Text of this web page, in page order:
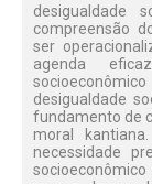
desigualdade
compreensão
ser
agenda
desigualdade
fundamento de
moral
necessidade